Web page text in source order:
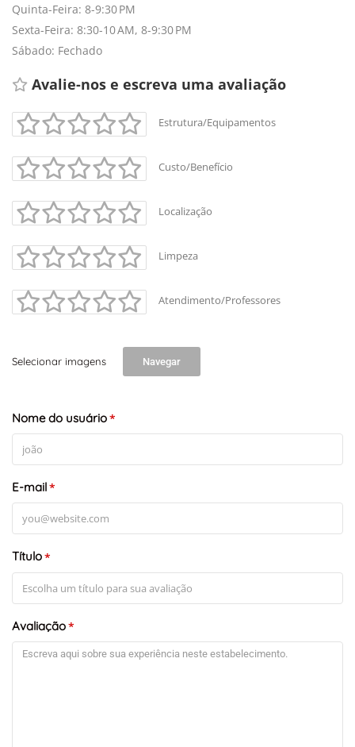
Leaflet
Quinta-Feira: 8-9:30 PM
Sexta-Feira: 8:30-10 AM, 8-9:30 PM
Sábado: Fechado
Avalie-nos e escreva uma avaliação
Estrutura/Equipamentos
Custo/Benefício
Localização
Limpeza
Atendimento/Professores
Selecionar imagens Navegar
Nome do usuário*
E-mail*
Título*
Avaliação*